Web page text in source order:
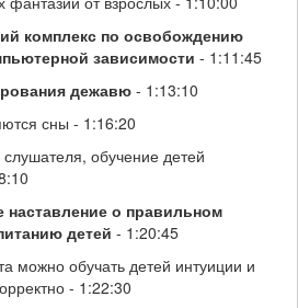
комплекс по освобождению
зависимости - 1:11:45
дежавю - 1:13:10
сны - 1:16:20
обучение детей
наставление о правильном
детей - 1:20:45
можно обучать детей интуиции и
- 1:22:30